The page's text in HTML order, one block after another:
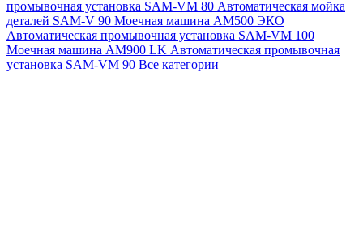
промывочная установка SAM-VM 80 Автоматическая мойка
деталей SAM-V 90 Моечная машина АМ500 ЭКО
Автоматическая промывочная установка SAM-VM 100
Моечная машина AM900 LK Автоматическая промывочная
установка SAM-VM 90 Все категории